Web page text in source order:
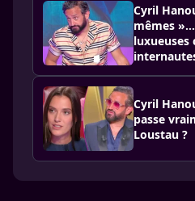
Cyril
mêmes
luxueuses
Cyril
passe
Loustau ?